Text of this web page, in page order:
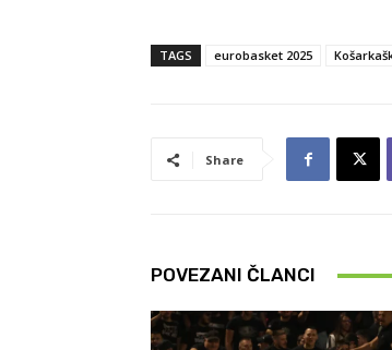
TAGS eurobasket 2025
Share
POVEZANI ČLANCI